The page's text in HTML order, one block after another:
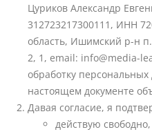
Цуриков Александр
312723217300111, ИНН
область, Ишимский р-н
2, 1, email: info@media-
обработку
настоящем документе
Давая согласие, я
действую